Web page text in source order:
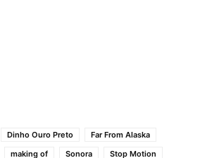
Dinho Ouro Preto
Far From Alaska
making of Sonora Stop Motion